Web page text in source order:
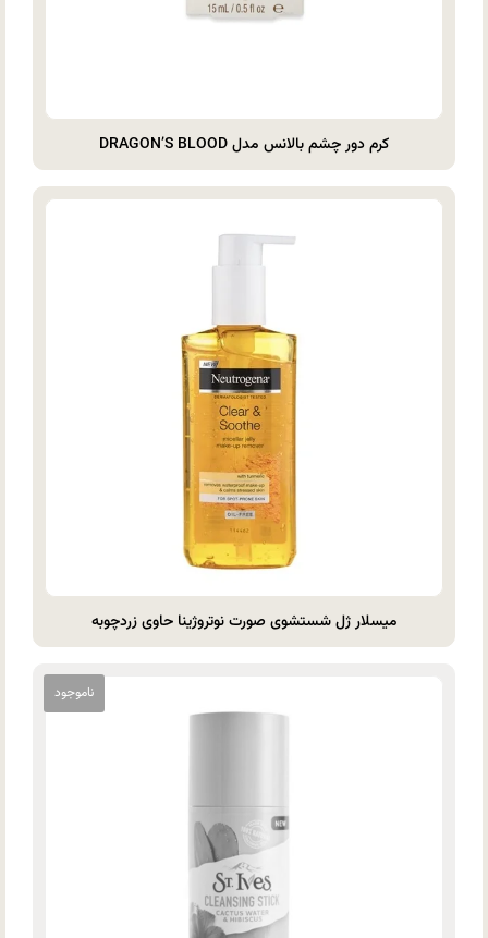
کرم دور چشم بالانس مدل DRAGON’S BLOOD
میسلار ژل شستشوی صورت نوتروژینا حاوی زردچوبه